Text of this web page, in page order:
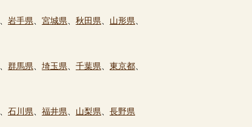
岩手県 宮城県 秋田県 山形県
群馬県 埼玉県 千葉県 東京都
石川県 福井県 山梨県
長野県